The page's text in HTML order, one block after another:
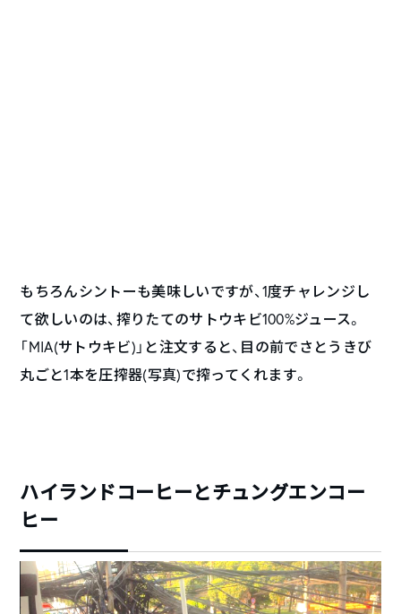
もちろんシントーも美味しいですが、1度チャレンジし
て欲しいのは、搾りたてのサトウキビ100%ジュース。
「MIA(サトウキビ)」と注文すると、目の前でさとうきび
丸ごと1本を圧搾器(写真)で搾ってくれます。
ハイランドコーヒーとチュングエンコー
ヒー